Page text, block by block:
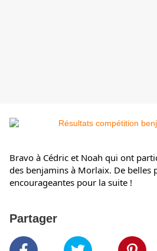
Bravo à Cédric et Noah qui ont
des benjamins à Morlaix. De belles
encourageantes pour la suite !
Partager